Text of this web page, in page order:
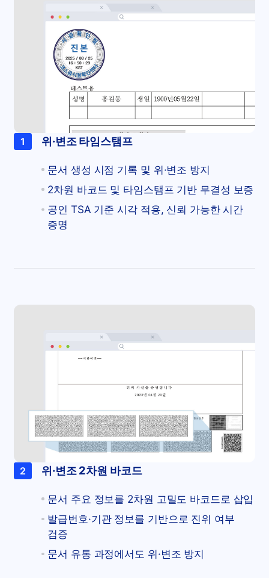
1 위·변조 타임스탬프
문서 생성 시점 기록 및 위·변조 방지
2차원 바코드 및 타임스탬프 기반 무결성 보증
공인 TSA 기준 시각 적용, 신뢰 가능한 시간
증명
2 위·변조 2차원 바코드
문서 주요 정보를 2차원 고밀도 바코드로 삽입
발급번호·기관 정보를 기반으로 진위 여부
검증
문서 유통 과정에서도 위·변조 방지